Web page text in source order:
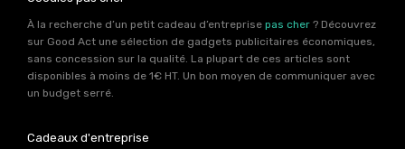
À la recherche d’un petit cadeau d’entreprise pas cher ? Découvrez
sur Good Act une sélection de gadgets publicitaires économiques,
sans concession sur la qualité. La plupart de ces articles sont
disponibles à moins de 1€ HT. Un bon moyen de communiquer avec
un budget serré.
Cadeaux d'entreprise